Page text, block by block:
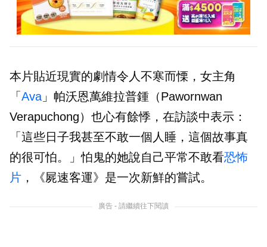
本片貼近現實的劇情令人不寒而慄，女主角
「 Ava 」帕沃恩萬維拉普鍾（Pawornwan
Verapuchong）也心有餘悸，在訪談中表示：
「這些日子我甚至不敢一個人睡，這個故事真
的很可怕。」怕鬼的她說自己平常不敢看恐怖
片 ，《屍速客運》是一次新鮮的嘗試。
廣告 - 請繼續往下閱讀